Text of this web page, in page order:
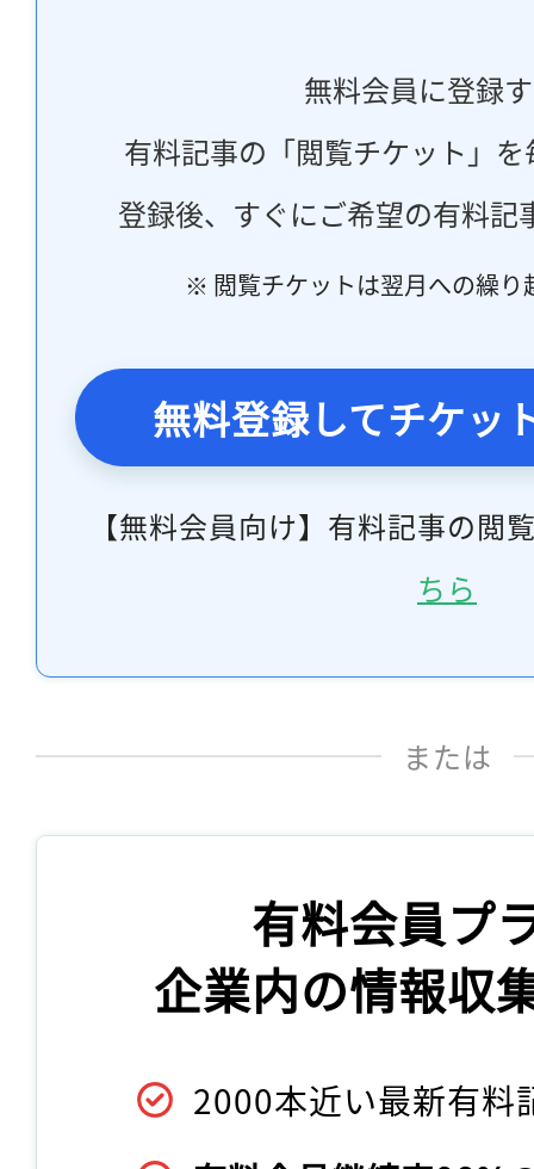
無料会員に登録
有料記事の「閲覧チケット」
登録後、すぐにご希望の有料記
※ 閲覧チケットは翌月への繰り
無料登録してチケッ
【無料会員向け】有料記事の閲
ちら
または
有料会員プ
企業内の情報収
2000本近い最新有料